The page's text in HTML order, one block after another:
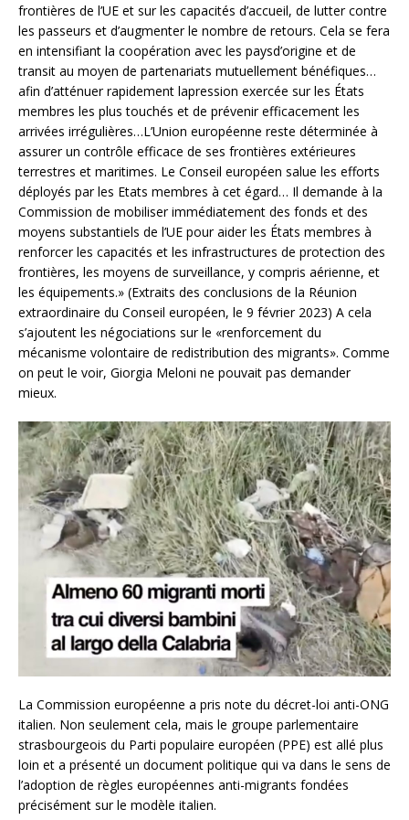
frontières de l’UE et sur les capacités d’accueil, de lutter contre
les passeurs et d’augmenter le nombre de retours. Cela se fera
en intensifiant la coopération avec les paysd’origine et de
transit au moyen de partenariats mutuellement bénéfiques…
afin d’atténuer rapidement lapression exercée sur les États
membres les plus touchés et de prévenir efficacement les
arrivées irrégulières…L’Union européenne reste déterminée à
assurer un contrôle efficace de ses frontières extérieures
terrestres et maritimes. Le Conseil européen salue les efforts
déployés par les Etats membres à cet égard… Il demande à la
Commission de mobiliser immédiatement des fonds et des
moyens substantiels de l’UE pour aider les États membres à
renforcer les capacités et les infrastructures de protection des
frontières, les moyens de surveillance, y compris aérienne, et
les équipements.» (Extraits des conclusions de la Réunion
extraordinaire du Conseil européen, le 9 février 2023) A cela
s’ajoutent les négociations sur le «renforcement du
mécanisme volontaire de redistribution des migrants». Comme
on peut le voir, Giorgia Meloni ne pouvait pas demander
mieux.
La Commission européenne a pris note du décret-loi anti-ONG
italien. Non seulement cela, mais le groupe parlementaire
strasbourgeois du Parti populaire européen (PPE) est allé plus
loin et a présenté un document politique qui va dans le sens de
l’adoption de règles européennes anti-migrants fondées
précisément sur le modèle italien.